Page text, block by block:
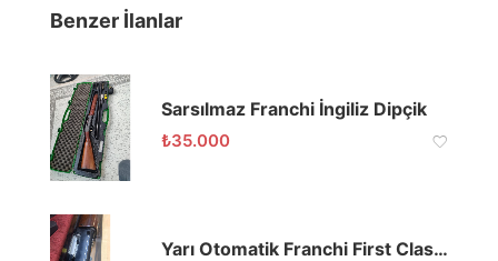
Benzer İlanlar
Sarsılmaz Franchi İngiliz Dipçik
₺35.000
Yarı Otomatik Franchi First Class Tüfek